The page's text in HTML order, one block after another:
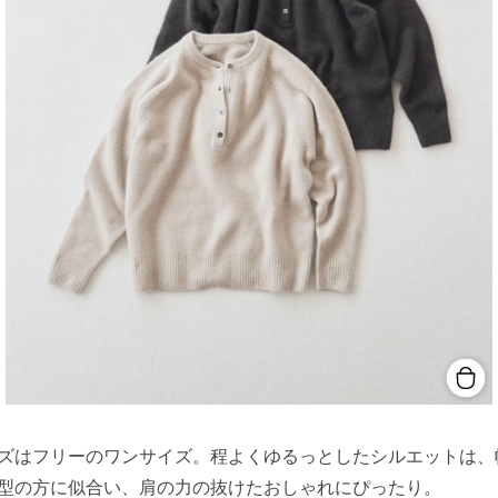
はフリーのワンサイズ。程よくゆるっとしたシルエットは
の方に似合い、肩の力の抜けたおしゃれにぴったり。